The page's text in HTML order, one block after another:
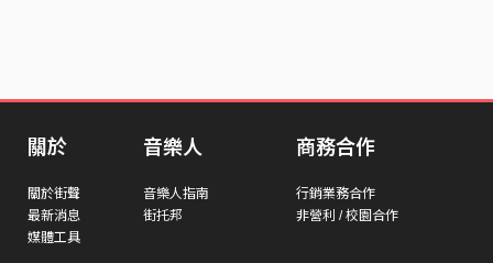
關於
關於街聲
最新消息
媒體工具
音樂人
音樂人指南
街托邦
商務合作
行銷業務合作
非營利 / 校園合作